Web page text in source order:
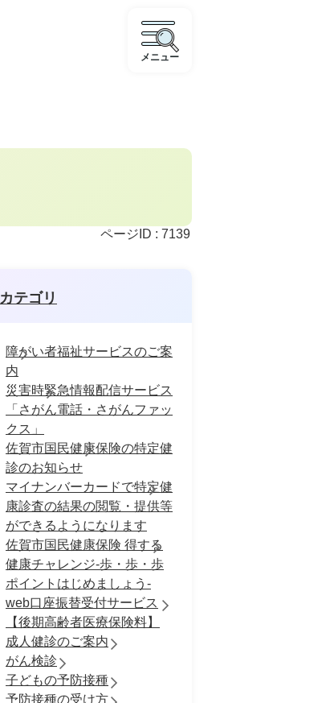
メニュー
ページID : 7139
カテゴリ
障がい者福祉サービスのご案
内
災害時緊急情報配信サービス
「さがん電話・さがんファッ
クス」
佐賀市国民健康保険の特定健
診のお知らせ
マイナンバーカードで特定健
康診査の結果の閲覧・提供等
ができるようになります
佐賀市国民健康保険 得する
健康チャレンジ-歩・歩・歩
ポイントはじめましょう-
web口座振替受付サービス
【後期高齢者医療保険料】
成人健診のご案内
がん検診
子どもの予防接種
予防接種の受け方